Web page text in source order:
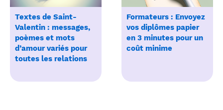
Textes de Saint-
Valentin : messages,
poèmes et mots
d’amour variés pour
toutes les relations
Formateurs : Envoyez
vos diplômes papier
en 3 minutes pour un
coût minime